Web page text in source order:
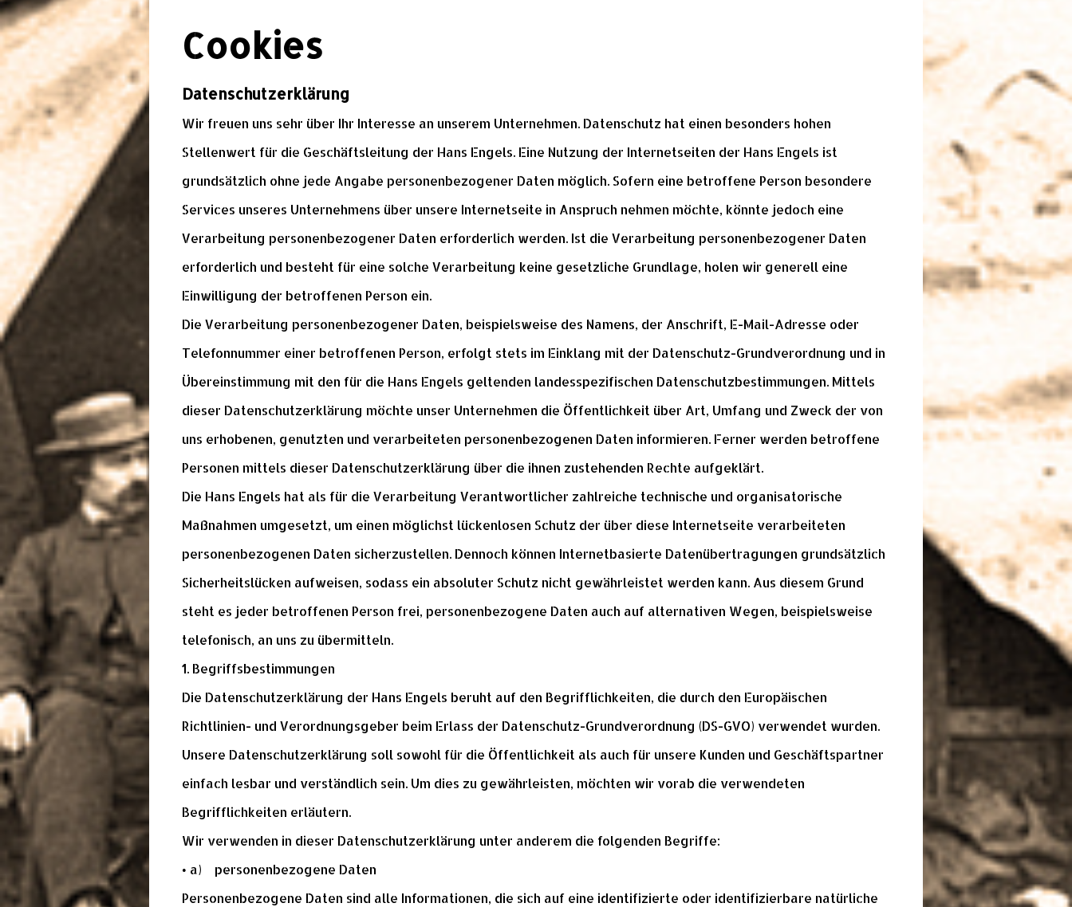
Cookies
Datenschutzerklärung
Wir freuen uns sehr über Ihr Interesse an unserem Unternehmen. Datenschutz hat einen besonders hohen
Stellenwert für die Geschäftsleitung der Hans Engels. Eine Nutzung der Internetseiten der Hans Engels ist
grundsätzlich ohne jede Angabe personenbezogener Daten möglich. Sofern eine betroffene Person besondere
Services unseres Unternehmens über unsere Internetseite in Anspruch nehmen möchte, könnte jedoch eine
Verarbeitung personenbezogener Daten erforderlich werden. Ist die Verarbeitung personenbezogener Daten
erforderlich und besteht für eine solche Verarbeitung keine gesetzliche Grundlage, holen wir generell eine
Einwilligung der betroffenen Person ein.
Die Verarbeitung personenbezogener Daten, beispielsweise des Namens, der Anschrift, E-Mail-Adresse oder
Telefonnummer einer betroffenen Person, erfolgt stets im Einklang mit der Datenschutz-Grundverordnung und in
Übereinstimmung mit den für die Hans Engels geltenden landesspezifischen Datenschutzbestimmungen. Mittels
dieser Datenschutzerklärung möchte unser Unternehmen die Öffentlichkeit über Art, Umfang und Zweck der von
uns erhobenen, genutzten und verarbeiteten personenbezogenen Daten informieren. Ferner werden betroffene
Personen mittels dieser Datenschutzerklärung über die ihnen zustehenden Rechte aufgeklärt.
Die Hans Engels hat als für die Verarbeitung Verantwortlicher zahlreiche technische und organisatorische
Maßnahmen umgesetzt, um einen möglichst lückenlosen Schutz der über diese Internetseite verarbeiteten
personenbezogenen Daten sicherzustellen. Dennoch können Internetbasierte Datenübertragungen grundsätzlich
Sicherheitslücken aufweisen, sodass ein absoluter Schutz nicht gewährleistet werden kann. Aus diesem Grund
steht es jeder betroffenen Person frei, personenbezogene Daten auch auf alternativen Wegen, beispielsweise
telefonisch, an uns zu übermitteln.
1. Begriffsbestimmungen
Die Datenschutzerklärung der Hans Engels beruht auf den Begrifflichkeiten, die durch den Europäischen
Richtlinien- und Verordnungsgeber beim Erlass der Datenschutz-Grundverordnung (DS-GVO) verwendet wurden.
Unsere Datenschutzerklärung soll sowohl für die Öffentlichkeit als auch für unsere Kunden und Geschäftspartner
einfach lesbar und verständlich sein. Um dies zu gewährleisten, möchten wir vorab die verwendeten
Begrifflichkeiten erläutern.
Wir verwenden in dieser Datenschutzerklärung unter anderem die folgenden Begriffe:
• a) personenbezogene Daten
Personenbezogene Daten sind alle Informationen, die sich auf eine identifizierte oder identifizierbare natürliche